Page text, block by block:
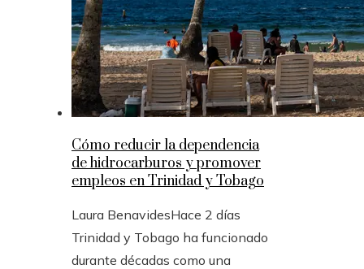
Cómo reducir la dependencia
de hidrocarburos y promover
empleos en Trinidad y Tobago
Laura BenavidesHace 2 días
Trinidad y Tobago ha funcionado
durante décadas como una